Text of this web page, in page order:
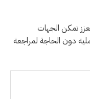
تمكن الجهات
دون الحاجة لمراجعة